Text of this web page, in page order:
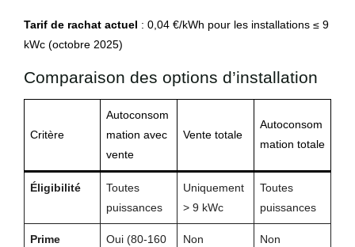
Tarif de rachat actuel : 0,04 €/kWh pour les installations ≤ 9
kWc (octobre 2025)
Comparaison des options d’installation
Critère
Autoconsom
mation avec
vente
Vente totale
Autoconsom
mation totale
Éligibilité
Toutes
puissances
Uniquement
> 9 kWc
Toutes
puissances
Prime
Oui (80-160
Non Non